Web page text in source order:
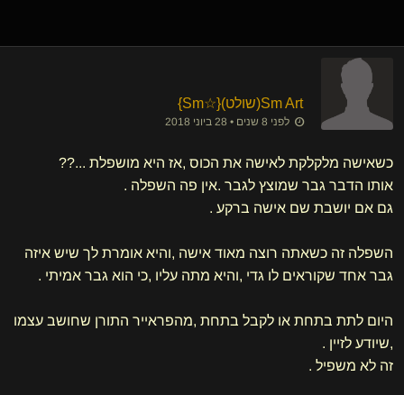
Sm Art​(שולט) ​{
☆Sm
}
לפני 8 שנים • 28 ביוני 2018
כשאישה מלקלקת לאישה את הכוס ,אז היא מושפלת ...??
אותו הדבר גבר שמוצץ לגבר .אין פה השפלה .
גם אם יושבת שם אישה ברקע .
השפלה זה כשאתה רוצה מאוד אישה ,והיא אומרת לך שיש איזה
גבר אחד שקוראים לו גדי ,והיא מתה עליו ,כי הוא גבר אמיתי .
היום לתת בתחת או לקבל בתחת ,מהפראייר התורן שחושב עצמו
,שיודע לזיין .
זה לא משפיל .